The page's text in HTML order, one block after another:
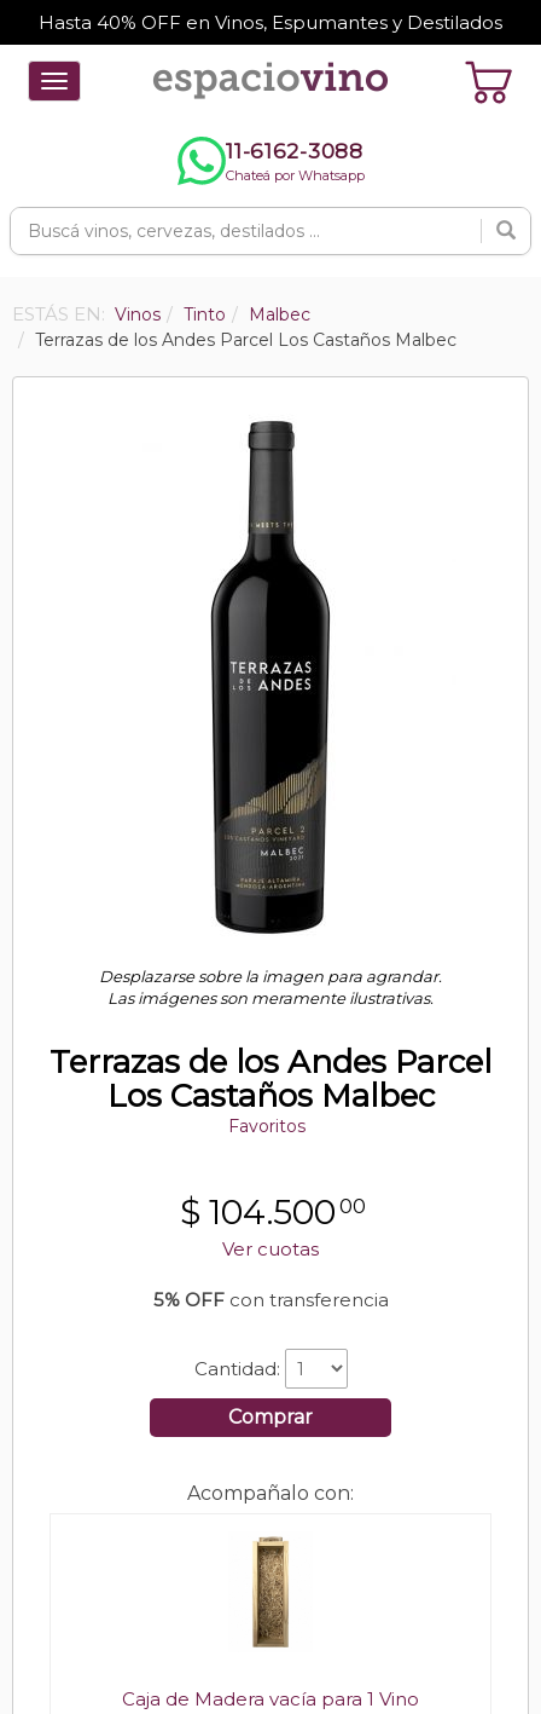
Hasta 40% OFF en Vinos, Espumantes y Destilados
Toggle
navigation
11-6162-3088
Chateá por Whatsapp
ESTÁS EN: Vinos Tinto
Malbec
Terrazas de los Andes Parcel Los Castaños Malbec
Desplazarse sobre la imagen para agrandar.
Las imágenes son meramente ilustrativas.
Terrazas de los Andes Parcel
Los Castaños Malbec
Favoritos
$ 104.500 00
Ver cuotas
5% OFFcon transferencia
Cantidad:
Comprar
Acompañalo con:
Caja de Madera vacía para 1 Vino